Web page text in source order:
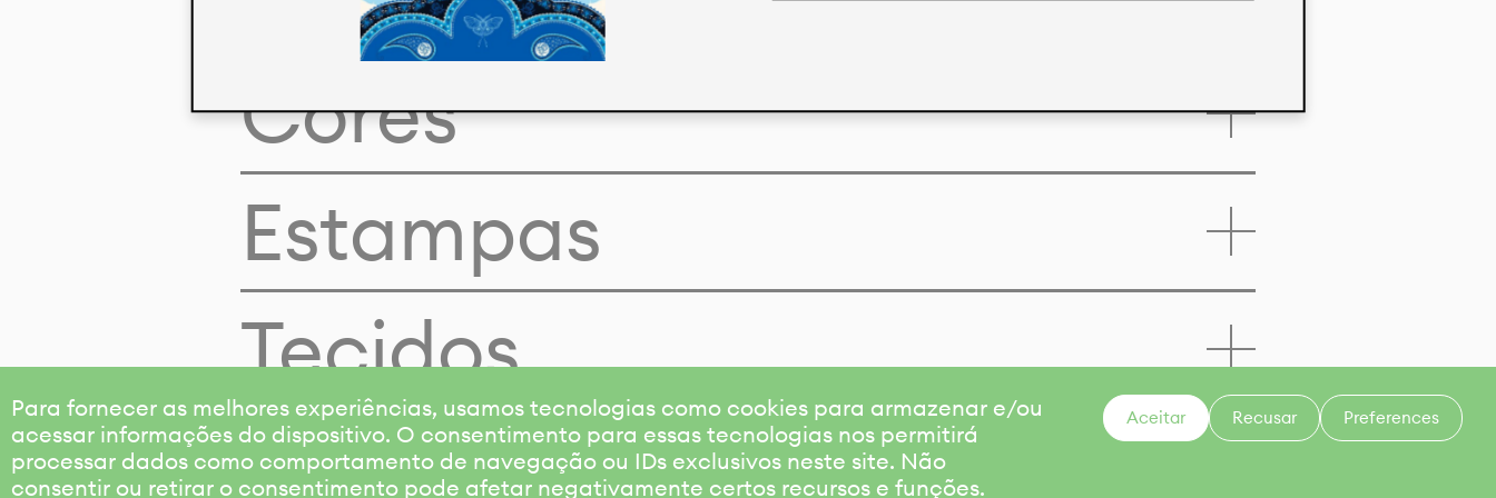
Para fornecer as melhores experiências, usamos tecnologias como cookies para armazenar e/ou
acessar informações do dispositivo. O consentimento para essas tecnologias nos permitirá
processar dados como comportamento de navegação ou IDs exclusivos neste site. Não
consentir ou retirar o consentimento pode afetar negativamente certos recursos e funções.
Aceitar Recusar Preferences
Cores
Estampas
Tecidos